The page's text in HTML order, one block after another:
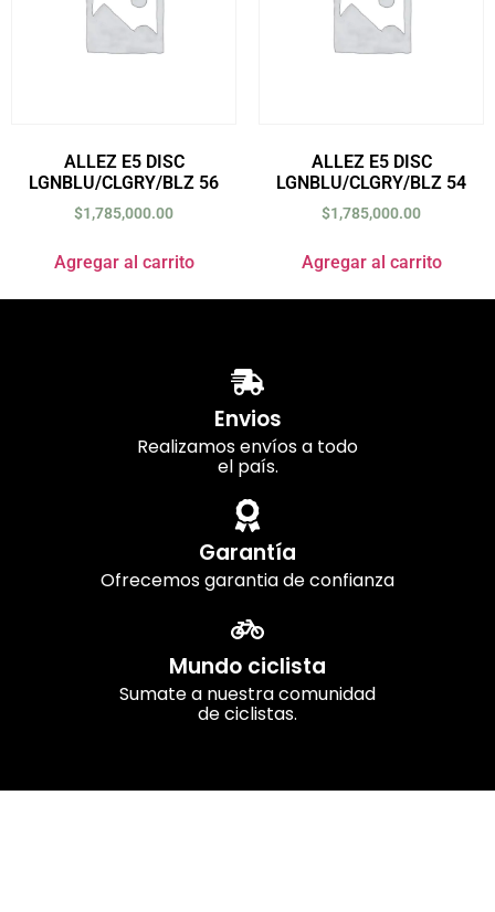
ALLEZ E5 DISC
LGNBLU/CLGRY/BLZ 56
$1,785,000.00
Agregar al carrito
ALLEZ E5 DISC
LGNBLU/CLGRY/BLZ 54
$1,785,000.00
Agregar al carrito
Envios
Realizamos envíos a todo
el país.
Garantía
Ofrecemos garantia de confianza
Mundo ciclista
Sumate a nuestra comunidad
de ciclistas.